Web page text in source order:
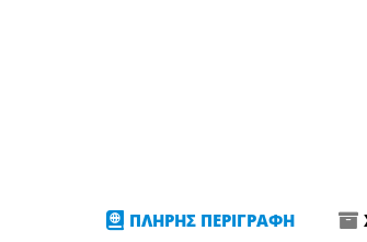
ΠΛΗΡΗΣ ΠΕΡΙΓΡΑΦΗ